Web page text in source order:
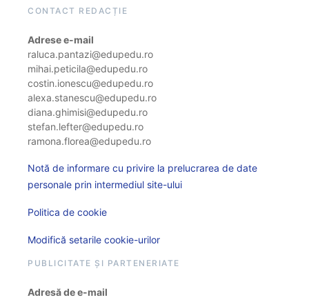
CONTACT REDACȚIE
Adrese e-mail
raluca.pantazi@edupedu.ro
mihai.peticila@edupedu.ro
costin.ionescu@edupedu.ro
alexa.stanescu@edupedu.ro
diana.ghimisi@edupedu.ro
stefan.lefter@edupedu.ro
ramona.florea@edupedu.ro
Notă de informare cu privire la prelucrarea de date
personale prin intermediul site-ului
Politica de cookie
Modifică setarile cookie-urilor
PUBLICITATE ȘI PARTENERIATE
Adresă de e-mail